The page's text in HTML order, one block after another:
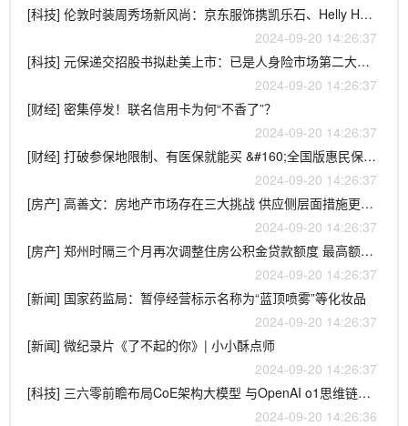
[科技] 伦敦时装周秀场新风尚：京东服饰携凯乐石、Helly Hansen等演绎秋冬户外潮流
2024-09-20 14:26:37
[科技] 元保递交招股书拟赴美上市：已是人身险市场第二大分销商
2024-09-20 14:26:37
[财经] 密集停发！联名信用卡为何“不香了”？
2024-09-20 14:26:37
[财经] 打破参保地限制、有医保就能买 &#160;全国版惠民保“全家保”正式上线
2024-09-20 14:26:37
[房产] 高善文：房地产市场存在三大挑战 供应侧层面措施更重要
2024-09-20 14:26:37
[房产] 郑州时隔三个月再次调整住房公积金贷款额度 最高额度提高至130万元
2024-09-20 14:26:37
[新闻] 国家药监局：暂停经营标示名称为“蓝顶喷雾”等化妆品
2024-09-20 14:26:37
[新闻] 微纪录片《了不起的你》| 小小酥点师
2024-09-20 14:26:37
[科技] 三六零前瞻布局CoE架构大模型 与OpenAI o1思维链模式不谋而合
2024-09-20 14:26:36